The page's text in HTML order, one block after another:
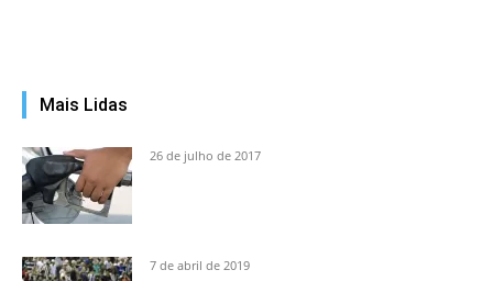
Mais Lidas
26 de julho de 2017
7 de abril de 2019